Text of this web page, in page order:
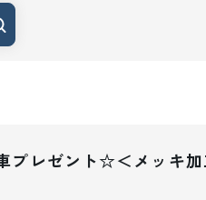
レゼント☆＜メッキ